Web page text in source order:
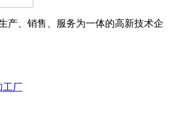
产、销售、服务为一体的高新技术企
工厂